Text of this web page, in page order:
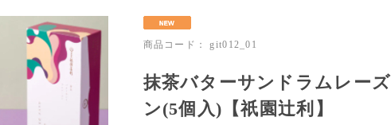
商品コード： git012_01
抹茶バターサンドラムレーズ
ン(5個入)【祇園辻利】